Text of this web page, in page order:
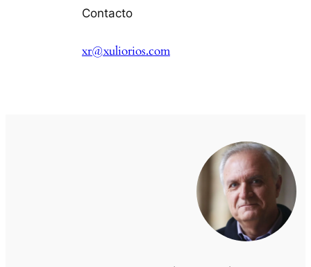
Contacto
xr@xuliorios.com